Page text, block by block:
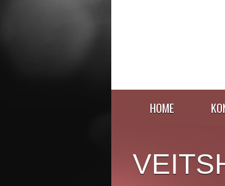
HOME